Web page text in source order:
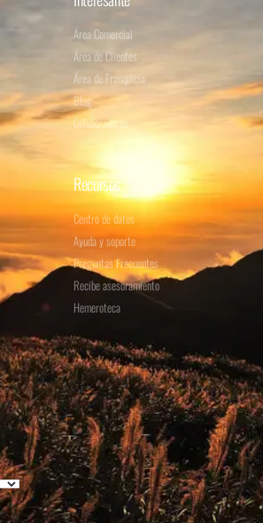
Área Comercial
Área de Clientes
Área de Franquicia
Blog
Colaboradores
Recursos
Centro de datos
Ayuda y soporte
Preguntas Frecuentes
Recibe asesoramiento
Hemeroteca